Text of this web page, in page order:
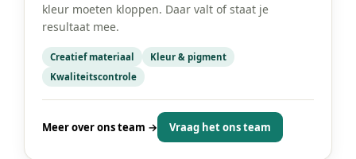
Creatieve inspiratie met acrylverf
dierenportretten maken of kleurrijke abstracte werken
creëren. Stippen- en spattechnieken zijn populair bij
jonge makers. Oudere kinderen kunnen dieper
experimenteren met licht-donker contrast, lagen of
texturen. Acrylverf combineert uitstekend met glitter,
foamvormen en andere knutselmaterialen.
kleur moeten kloppen. Daar valt of staat je
resultaat mee.
Creatief materiaal
Kleur & pigment
Kwaliteitscontrole
Meer over ons team → Vraag het ons team